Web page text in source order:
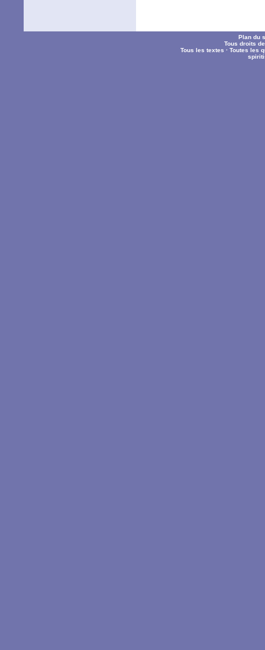
Plan du
Tous droits
Tous les textes ·Toutes les